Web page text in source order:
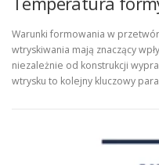
Warunki formowania w
wtryskiwania mają znaczący
niezależnie od konstrukcji
wtrysku to kolejny kluczowy